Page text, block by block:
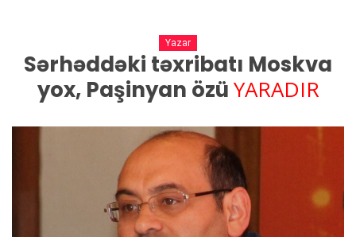
Yazar
Sərhəddəki təxribatı Moskva
yox, Paşinyan özüYARADIR